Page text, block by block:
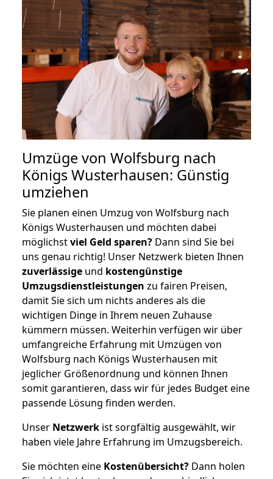
Umzüge von Wolfsburg nach
Königs Wusterhausen: Günstig
umziehen
Sie planen einen Umzug von Wolfsburg nach
Königs Wusterhausen und möchten dabei
möglichstviel Geld sparen? Dann sind Sie bei
uns genau richtig! Unser Netzwerk bieten Ihnen
zuverlässige und kostengünstige
Umzugsdienstleistungen zu fairen Preisen,
damit Sie sich um nichts anderes als die
wichtigen Dinge in Ihrem neuen Zuhause
kümmern müssen. Weiterhin verfügen wir über
umfangreiche Erfahrung mit Umzügen von
Wolfsburg nach Königs Wusterhausen mit
jeglicher Größenordnung und können Ihnen
somit garantieren, dass wir für jedes Budget eine
passende Lösung finden werden.
Unser Netzwerk ist sorgfältig ausgewählt, wir
haben viele Jahre Erfahrung im Umzugsbereich.
Sie möchten eine Kostenübersicht? Dann holen